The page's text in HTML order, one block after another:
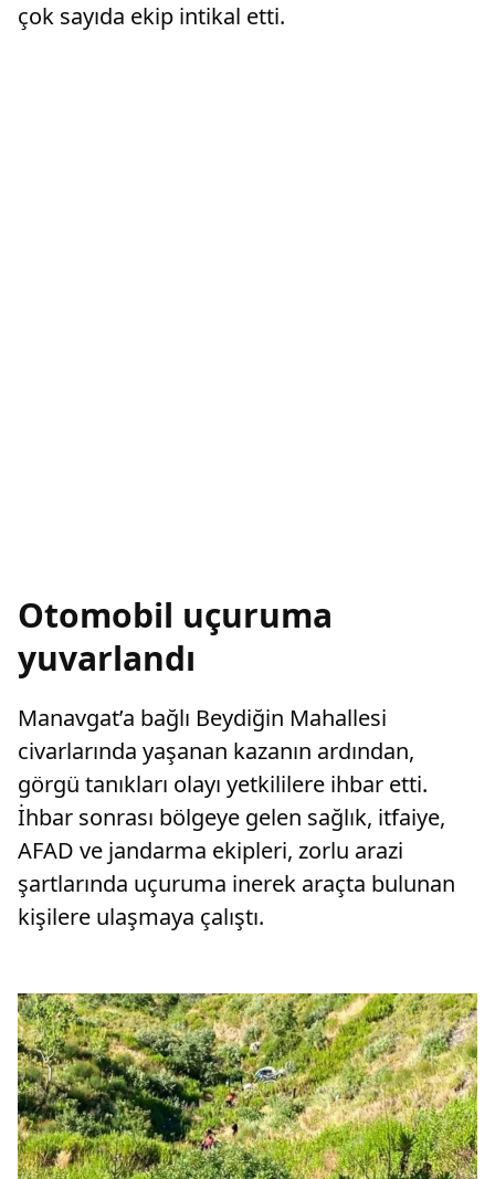
çok sayıda ekip intikal etti.
Otomobil uçuruma
yuvarlandı
Manavgat’a bağlı Beydiğin Mahallesi
civarlarında yaşanan kazanın ardından,
görgü tanıkları olayı yetkililere ihbar etti.
İhbar sonrası bölgeye gelen sağlık, itfaiye,
AFAD ve jandarma ekipleri, zorlu arazi
şartlarında uçuruma inerek araçta bulunan
kişilere ulaşmaya çalıştı.